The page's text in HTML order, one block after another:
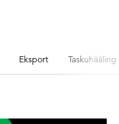
Eksport Taskuhääling